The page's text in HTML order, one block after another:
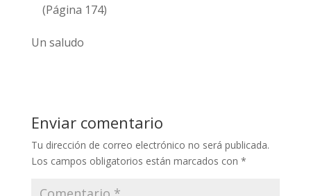
(Página 174)
Un saludo
Enviar comentario
Tu dirección de correo electrónico no será publicada.
Los campos obligatorios están marcados con *